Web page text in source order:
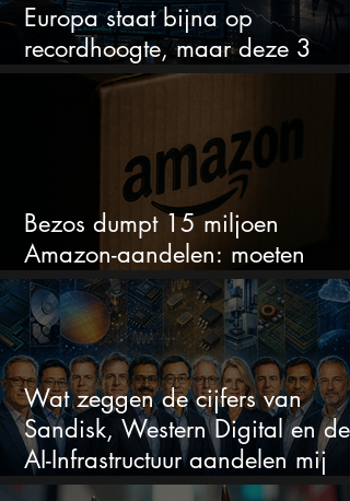
Europa staat bijna op
recordhoogte, maar deze 3
sectoren vallen nu op
Bezos dumpt 15 miljoen
Amazon-aandelen: moeten
beleggers zich zorgen maken?
Wat zeggen de cijfers van
Sandisk, Western Digital en de
AI-Infrastructuur aandelen mij
werkelijk